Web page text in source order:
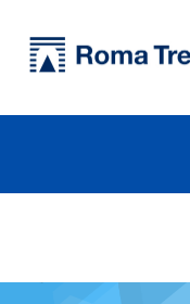
Modulistica Personale Dirigente e TAB - Università Roma Tre